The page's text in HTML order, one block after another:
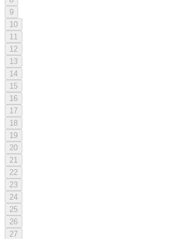
9
10
11
12
13
14
15
16
17
18
19
20
21
22
23
24
25
26
27